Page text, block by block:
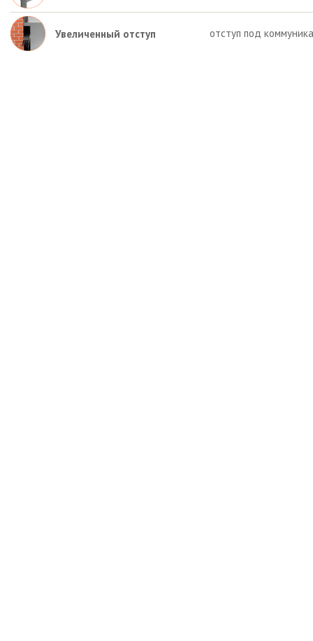
Увеличенный отступ отступ под